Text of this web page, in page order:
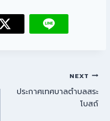
NEXT
ประกาศเทศบาลตำบลสระ
โบสถ์